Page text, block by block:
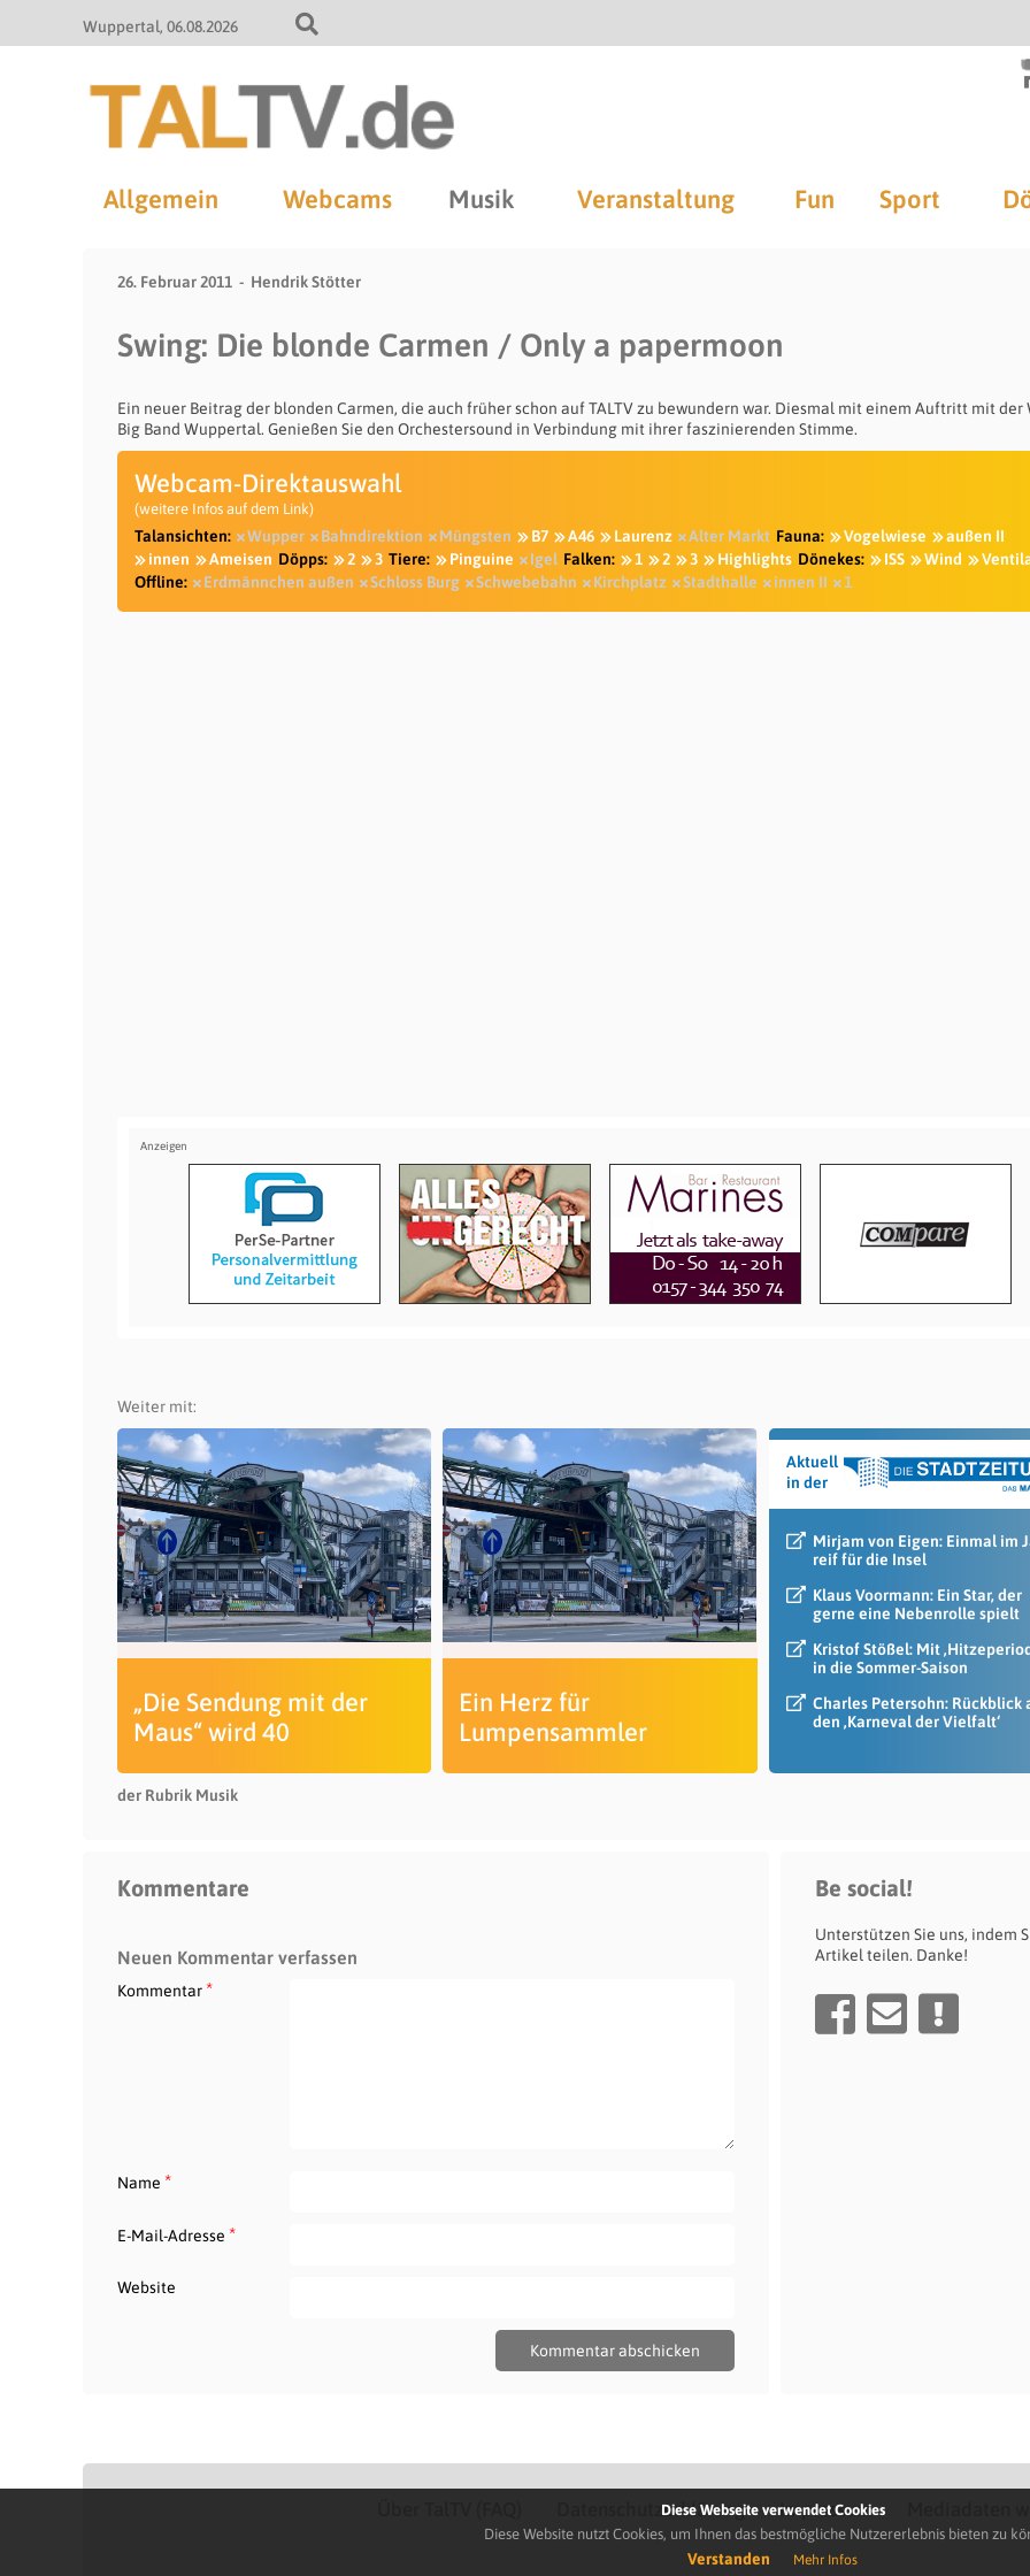
Wuppertal 06.08.2026
Allgemein Webcams Musik Veranstaltung Fun Sport
26. Februar 2011 Hendrik Stötter
Swing: Die blonde Carmen / Only a papermoon
Ein neuer Beitrag der blonden Carmen, die auch früher schon auf TALTV zu bewundern war. Diesmal mit einem Auftritt mit der
Big Band Wuppertal. Genießen Sie den Orchestersound in Verbindung mit ihrer faszinierenden Stimme.
Webcam-Direktauswahl
(weitere Infos auf dem Link)
Talansichten: Wupper Bahndirektion Müngsten B7 A46 Laurenz Alter Markt Fauna: Vogelwiese
außen II
innen
Ameisen Döpps: 2 3 Tiere: Pinguine Igel Falken: 1 2 3 Highlights Dönekes: ISS Wind
Offline:
Erdmännchen außen Schloss Burg Schwebebahn Kirchplatz Stadthalle innen II 1
Weiter mit:
„Die Sendung mit der
Maus“ wird 40
Ein Herz für
Lumpensammler
Aktuell
in der
Mirjam von Eigen: Einmal im
reif für die Insel
Klaus Voormann: Ein Star, der
gerne eine Nebenrolle spielt
Kristof Stößel: Mit
in die Sommer-Saison
Charles Petersohn: Rückblick
den ‚Karneval der Vielfalt‘
der Rubrik Musik
Kommentare
Neuen Kommentar verfassen
Kommentar*
Name *
E-Mail-Adresse *
Website
Be social!
Unterstützen Sie uns, indem
Artikel teilen. Danke!
Datenschutzerklärung Impressum
Diese Webseite verwendet Cookies
Diese Website nutzt Cookies, um Ihnen das bestmögliche Nutzererlebnis bieten zu
Verstanden Mehr Infos